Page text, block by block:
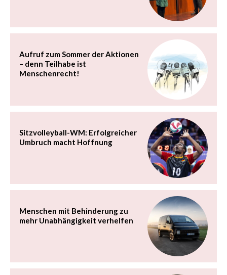
Aufruf zum Sommer der Aktionen
– denn Teilhabe ist
Menschenrecht!
Sitzvolleyball-WM: Erfolgreicher
Umbruch macht Hoffnung
Menschen mit Behinderung zu
mehr Unabhängigkeit verhelfen